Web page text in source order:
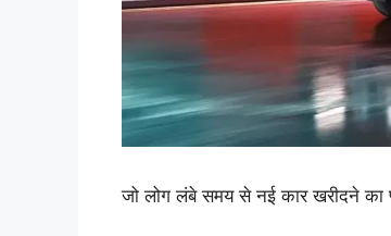
जो लोग लंबे समय से नई कार खरीदने का